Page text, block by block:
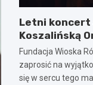
Letni koncert
Koszalińską
Fundacja Wioska
zaprosić na
się w sercu tego